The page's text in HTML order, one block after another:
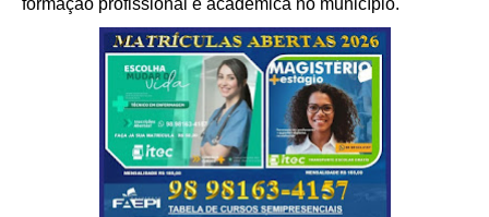
formação profissional e acadêmica no município.